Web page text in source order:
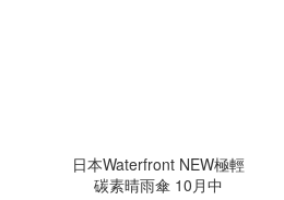
日本Waterfront NEW極輕
碳素晴雨傘 10月中